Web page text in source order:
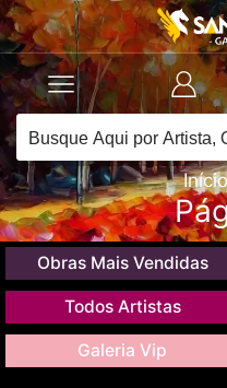
Início
Obras Mais Vendidas
Todos Artistas
Galeria Vip